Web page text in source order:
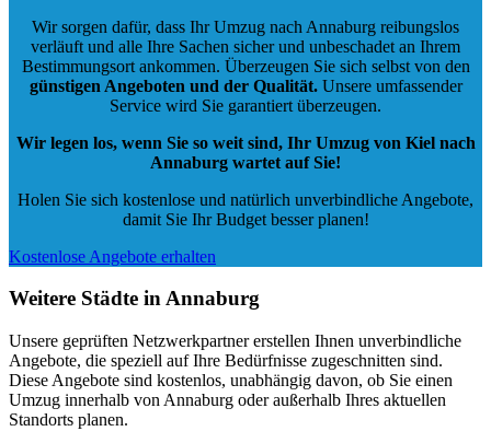
Wir sorgen dafür, dass Ihr Umzug nach Annaburg reibungslos
verläuft und alle Ihre Sachen sicher und unbeschadet an Ihrem
Bestimmungsort ankommen. Überzeugen Sie sich selbst von den
günstigen Angeboten und der Qualität.Unsere umfassender
Service wird Sie garantiert überzeugen.
Wir legen los, wenn Sie so weit sind, Ihr Umzug von Kiel nach
Annaburg wartet auf Sie!
Holen Sie sich kostenlose und natürlich unverbindliche Angebote,
damit Sie Ihr Budget besser planen!
Kostenlose Angebote erhalten
Weitere Städte in Annaburg
Unsere geprüften Netzwerkpartner erstellen Ihnen unverbindliche
Angebote, die speziell auf Ihre Bedürfnisse zugeschnitten sind.
Diese Angebote sind kostenlos, unabhängig davon, ob Sie einen
Umzug innerhalb von Annaburg oder außerhalb Ihres aktuellen
Standorts planen.